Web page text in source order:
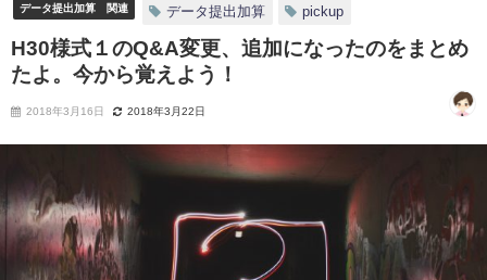
データ提出加算 関連 データ提出加算 pickup
H30様式１のQ&A変更、追加になったのをまとめ
たよ。今から覚えよう！
2018年3月16日 2018年3月22日